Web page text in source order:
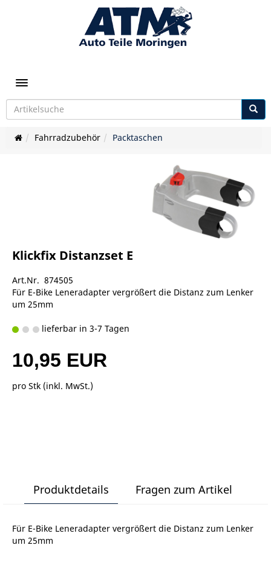
Toggle navigation
Fahrradzubehör Packtaschen
Klickfix Distanzset E
Art.Nr. 874505
Für E-Bike Leneradapter vergrößert die Distanz zum Lenker
um 25mm
lieferbar in 3-7 Tagen
10,95 EUR
pro Stk (inkl. MwSt.)
Produktdetails Fragen zum Artikel
Für E-Bike Leneradapter vergrößert die Distanz zum Lenker
um 25mm